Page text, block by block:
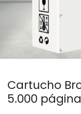
Cartucho
5.000